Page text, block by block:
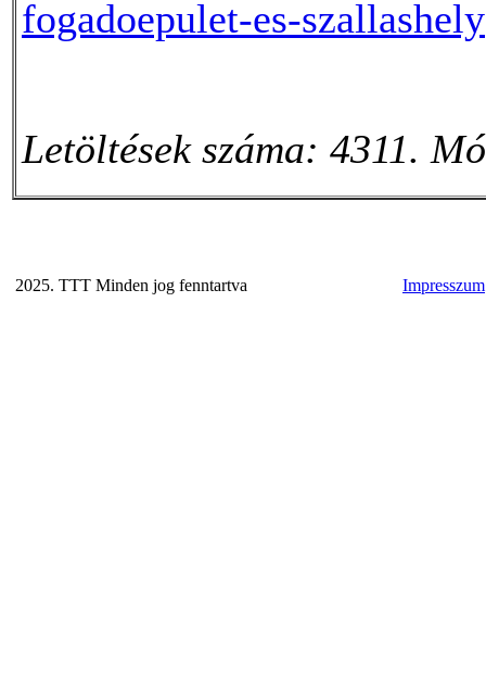
fogadoepulet-es-szallashely
Letöltések száma: 4311.
2025. TTT Minden jog fenntartva Impresszum